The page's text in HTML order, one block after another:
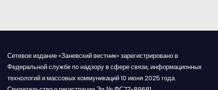
Сетевое издание «Заневский вестник» зарегистрировано в
Федеральной службе по надзору в сфере связи, информационных
технологий и массовых коммуникаций 10 июня 2025 года.